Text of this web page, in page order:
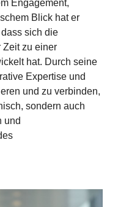
Engagement,
Blick hat er
sich die
Zeit zu einer
hat. Durch seine
Expertise und
und zu verbinden,
sondern auch
und